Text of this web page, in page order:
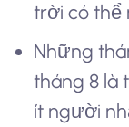
trời có thể
Những
tháng 8 là
ít người